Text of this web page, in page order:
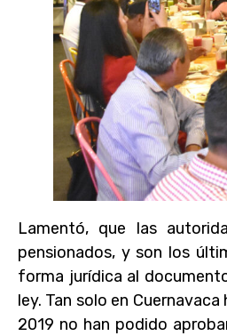
Lamentó, que las
pensionados, y son los
forma jurídica al
ley. Tan solo en
2019 no han podido